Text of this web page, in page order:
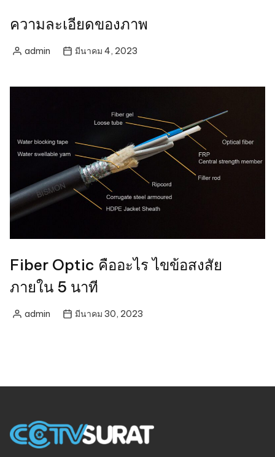
ความละเอียดของภาพ
Postedadmin มีนาคม 4, 2023
Fiber Optic คืออะไร ไขข้อสงสัย
ภายใน 5 นาที
Postedadmin มีนาคม 30, 2023